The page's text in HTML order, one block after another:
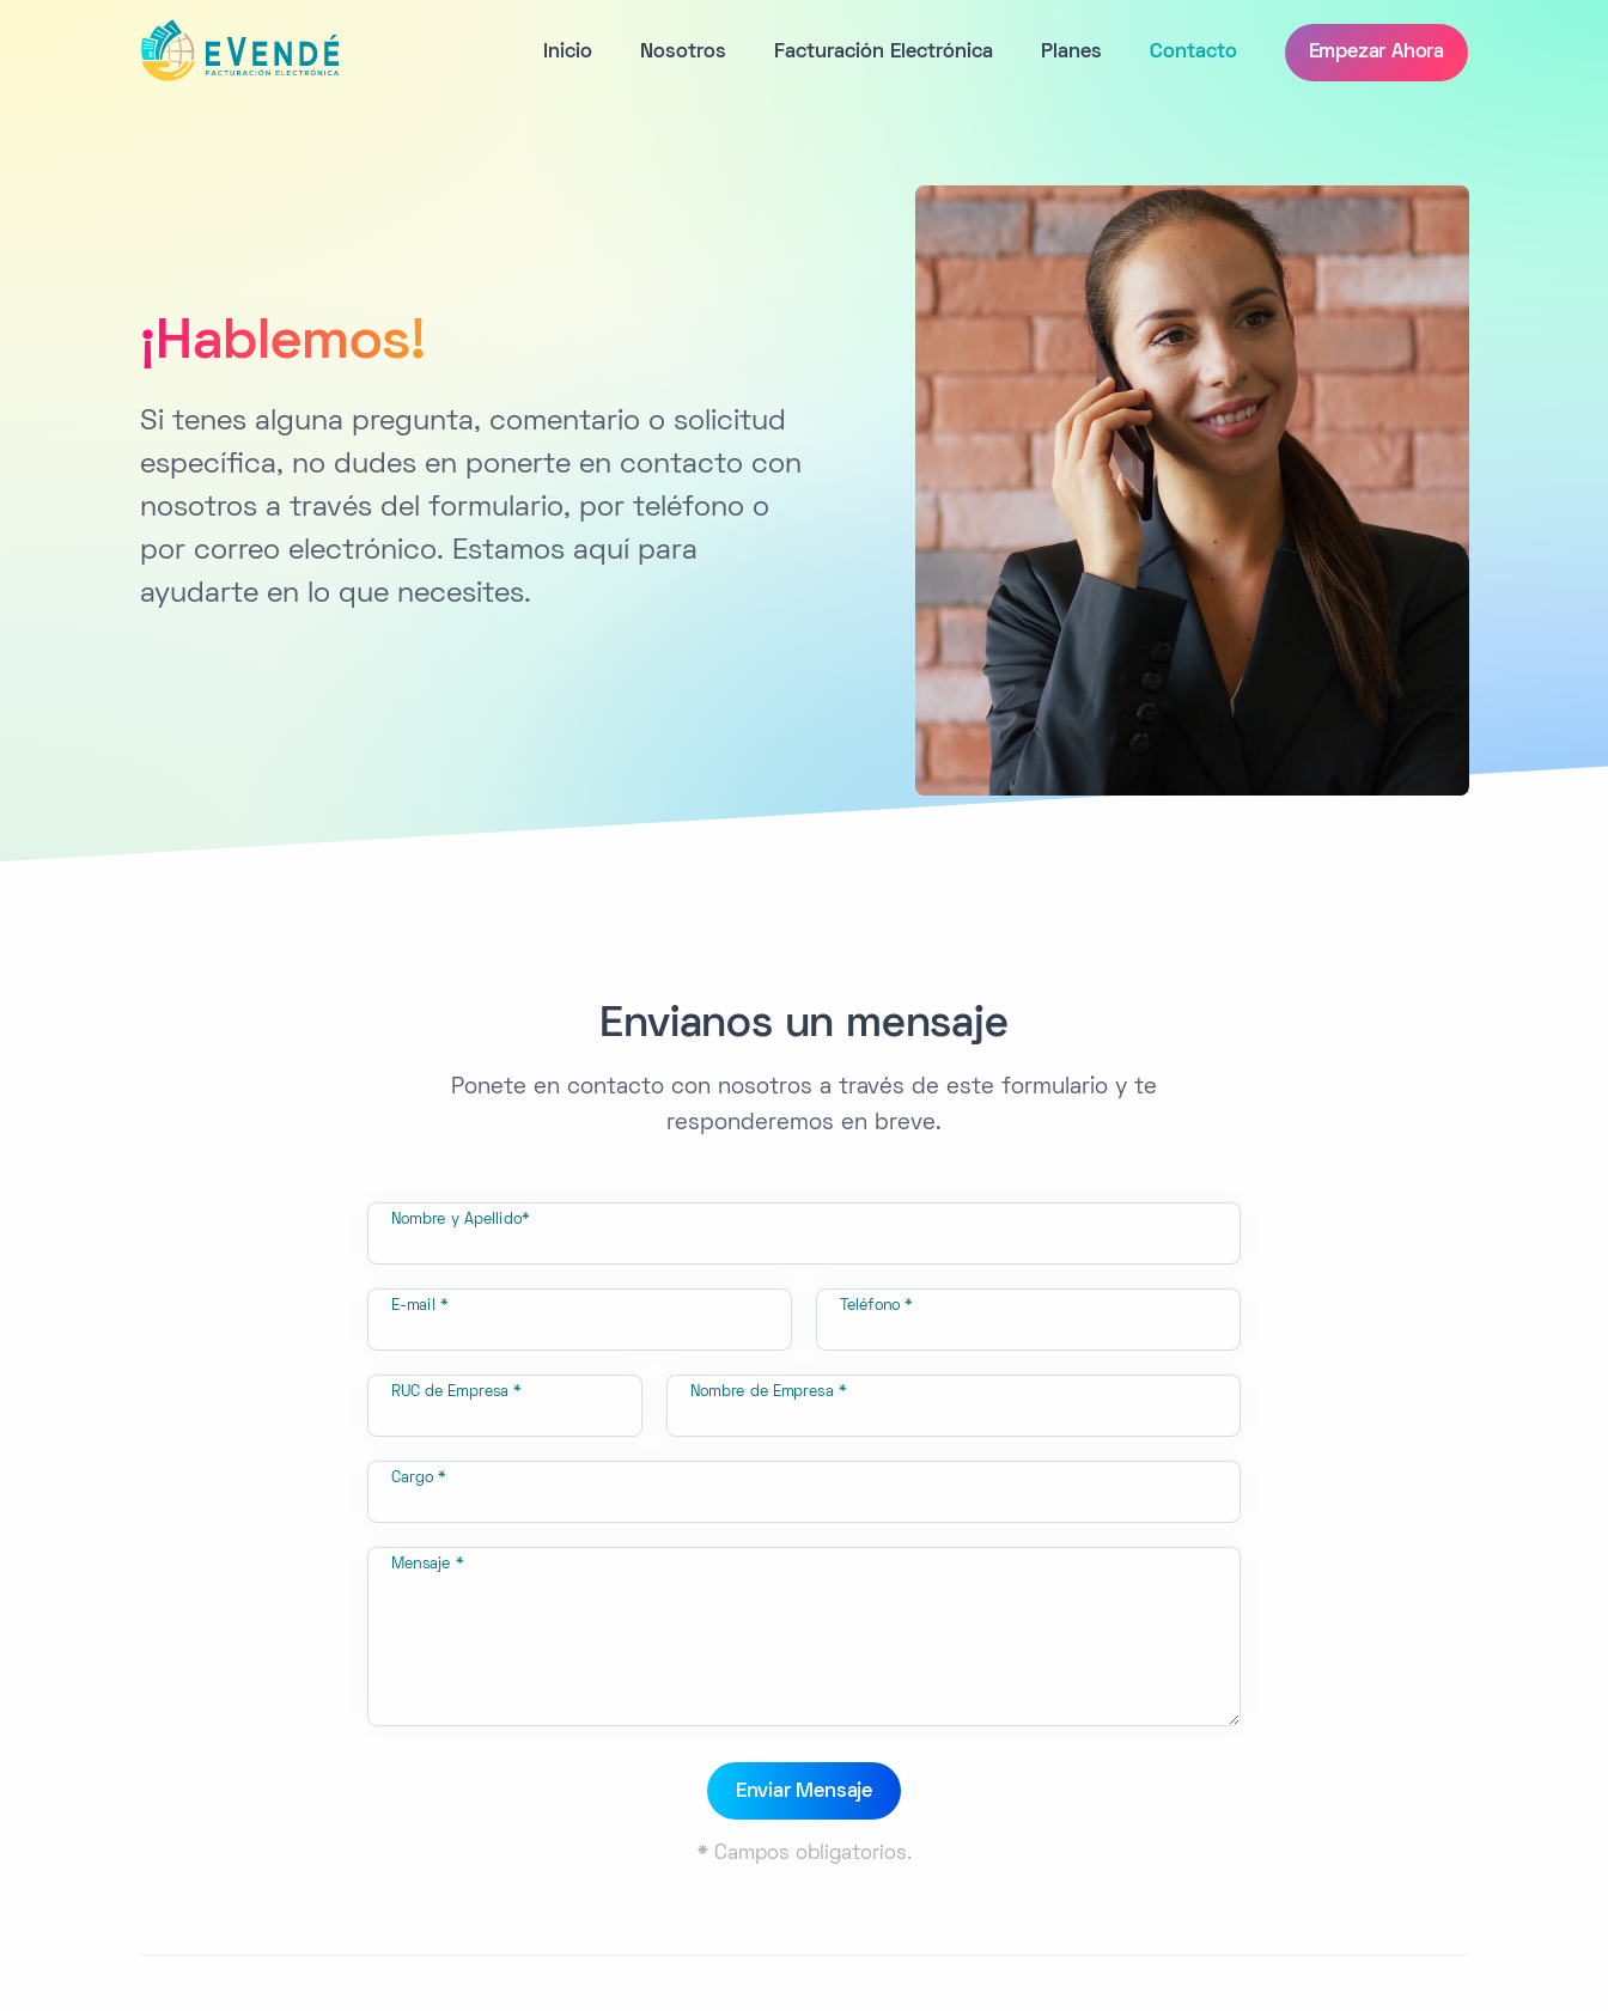
Inicio Nosotros Facturación Electrónica Planes Contacto Empezar Ahora
¡Hablemos!
Si tenes alguna pregunta, comentario o solicitud
específica, no dudes en ponerte en contacto con
nosotros a través del formulario, por teléfono o
por correo electrónico. Estamos aquí para
ayudarte en lo que necesites.
Envianos un mensaje
Ponete en contacto con nosotros a través de este formulario y te
responderemos en breve.
Nombre y Apellido*
E-mail * Teléfono *
RUC de Empresa * Nombre de Empresa *
Cargo *
Mensaje *
* Campos obligatorios.